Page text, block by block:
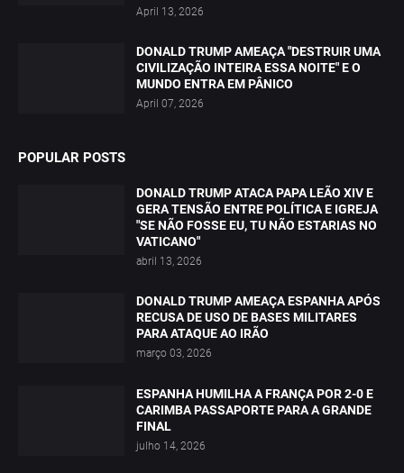
April 13, 2026
DONALD TRUMP AMEAÇA "DESTRUIR UMA
CIVILIZAÇÃO INTEIRA ESSA NOITE" E O
MUNDO ENTRA EM PÂNICO
April 07, 2026
POPULAR POSTS
DONALD TRUMP ATACA PAPA LEÃO XIV E
GERA TENSÃO ENTRE POLÍTICA E IGREJA
"SE NÃO FOSSE EU, TU NÃO ESTARIAS NO
VATICANO"
abril 13, 2026
DONALD TRUMP AMEAÇA ESPANHA APÓS
RECUSA DE USO DE BASES MILITARES
PARA ATAQUE AO IRÃO
março 03, 2026
ESPANHA HUMILHA A FRANÇA POR 2-0 E
CARIMBA PASSAPORTE PARA A GRANDE
FINAL
julho 14, 2026